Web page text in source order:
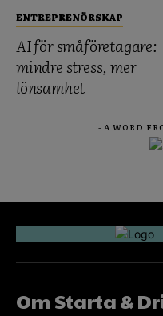
ENTREPRENÖRSKAP
AI för småföretagare:
mindre stress, mer
lönsamhet
- A WORD
Om Starta &